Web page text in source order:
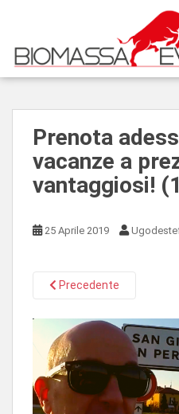
t
Prenota
vacanze a
vantaggiosi!
25 Aprile 2019
Precedente